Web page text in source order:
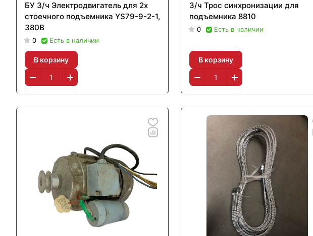
БУ З/ч Электродвигатель для 2х
стоечного подъемника YS79-9-2-1,
380В
0 Есть в наличии
В корзину
З/ч Трос синхронизации для
подъемника 8810
0 Есть в наличии
В корзину